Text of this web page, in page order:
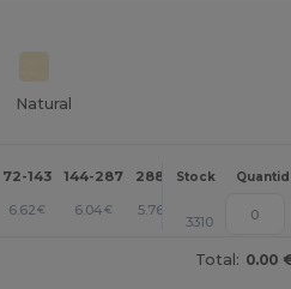
Natural
72-143 144-287 288 + Mais
Stock
6.62€ 6.04€ 5.76 +
3310
Total: 0.00